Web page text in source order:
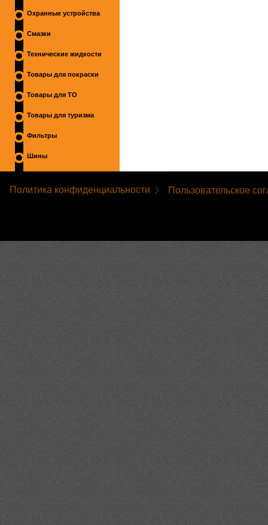
Охранные устройства
Смазки
Технические жидкости
Товары для покраски
Товары для ТО
Товары для туризма
Фильтры
Шины
Политика конфиденциальности Пользовательское